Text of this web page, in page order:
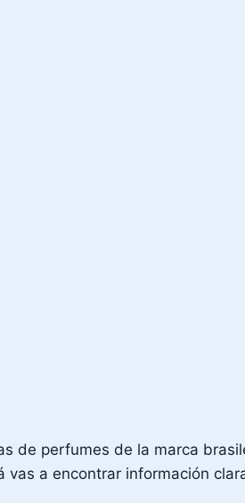
de perfumes de la marca
vas a encontrar información